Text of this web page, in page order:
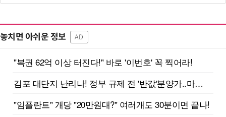
놓치면 아쉬운 정보 AD